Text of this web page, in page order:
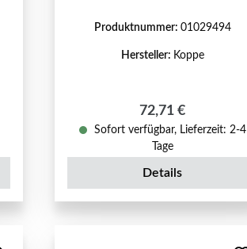
Produktnummer: 01029494
Hersteller: Koppe
Regulärer Preis:
72,71 €
Sofort verfügbar, Lieferzeit: 2-4
Tage
Details